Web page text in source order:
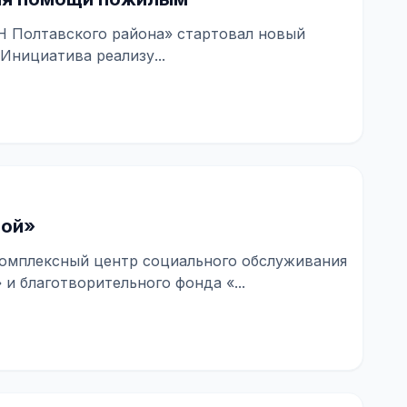
района» стартовал новый
проект «Мобильный клининг». Инициатива реализу...
центр социального обслуживания
благотворительного фонда «...